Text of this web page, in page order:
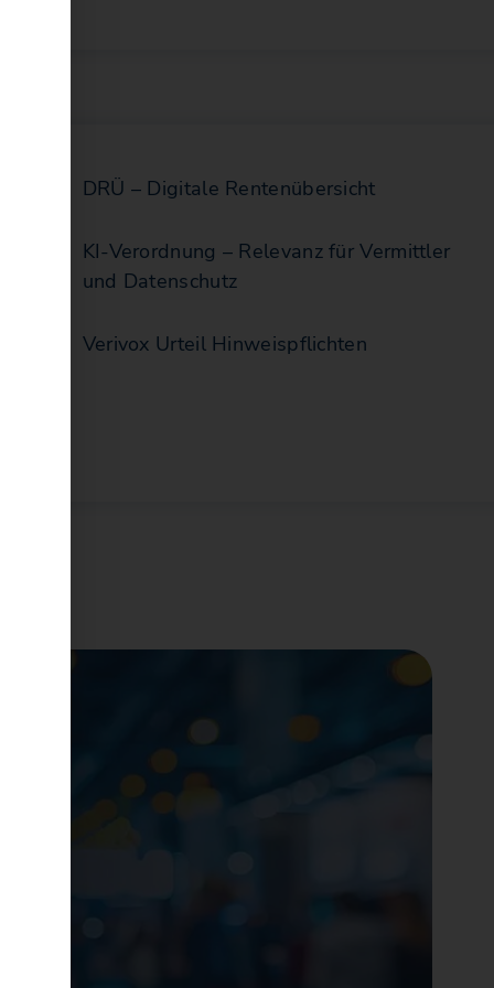
DRÜ – Digitale Rentenübersicht
KI-Verordnung – Relevanz für Vermittler
und Datenschutz
Verivox Urteil Hinweispflichten